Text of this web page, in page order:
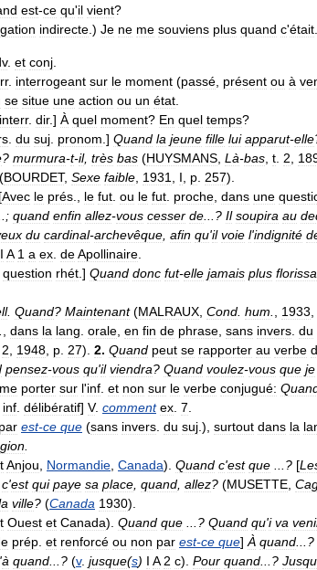
est-ce qu'il vient?
indirecte.) Je ne me souviens plus quand c'était.
. et conj.
. interrogeant sur le moment (passé, présent ou à
se situe une action ou un état.
interr. dir.] À quel moment? En quel temps?
. du suj. pronom.] Quand la jeune fille lui apparut-elle
? murmura-t-il, très bas (HUYSMANS, Là-bas, t. 2,
(BOURDET, Sexe faible, 1931, I, p. 257).
[Avec le prés., le fut. ou le fut. proche, dans une
quand enfin allez-vous cesser de...? Il soupira au
du cardinal-archevêque, afin qu'il voie l'indignité
A 1 a ex. deApollinaire.
question rhét.] Quand donc fut-elle jamais plus
. Quand? Maintenant(MALRAUX, Cond. hum., 1933,
., dans la lang. orale, en fin de phrase, sans invers. du
2, 1948, p. 27). 2. Quand peut se rapporter au verbe
pensez-vous qu'il viendra? Quand voulez-vous que je
porter sur l'inf. et non sur le verbe conjugué:
inf. délibératif] V. comment ex. 7.
par est-ce que (sans invers. du suj.), surtout dans la
.
Anjou, Normandie, Canada). Quand c'est que ...? [
c'est qui paye sa place, quand, allez? (MUSETTE,
ville? (Canada 1930).
Ouest et Canada). Quand que ...? Quand qu'i va
prép. et renforcé ou non par est-ce que]À quand...?
'à quand...? (v. jusque(s) I A 2 c). Pour quand...? Jusqu